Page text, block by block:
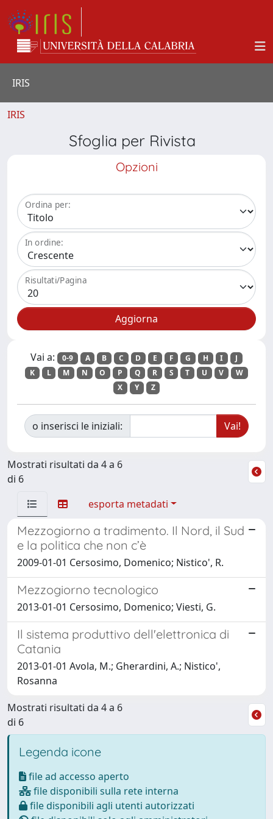
IRIS
IRIS
Sfoglia per Rivista
Opzioni
Ordina per:
In ordine:
Risultati/Pagina
Vai a: 0-9 A B C D E F G H I
J
K
L M N O P Q R S T U V
W
X
Y Z
o inserisci le iniziali:
Mostrati risultati da 4 a 6
di 6
esporta metadati
Mezzogiorno a tradimento. Il Nord, il Sud
e la politica che non c’è
2009-01-01 Cersosimo, Domenico; Nistico', R.
Mezzogiorno tecnologico
2013-01-01 Cersosimo, Domenico; Viesti, G.
Il sistema produttivo dell'elettronica di
Catania
2013-01-01 Avola, M.; Gherardini, A.; Nistico',
Rosanna
Mostrati risultati da 4 a 6
di 6
Legenda icone
file ad accesso aperto
file disponibili sulla rete interna
file disponibili agli utenti autorizzati